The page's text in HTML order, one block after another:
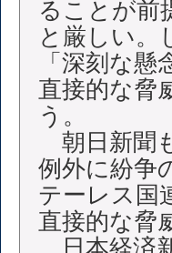
ることが前
と厳しい。
「深刻な
直接的な脅
う。
朝日新聞
例外に紛争
テーレス国
直接的な
日本経済